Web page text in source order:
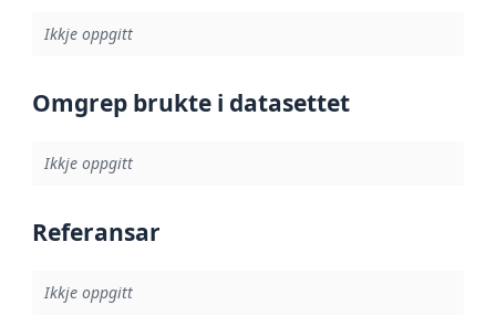
Ikkje oppgitt
Omgrep brukte i datasettet
Ikkje oppgitt
Referansar
Ikkje oppgitt